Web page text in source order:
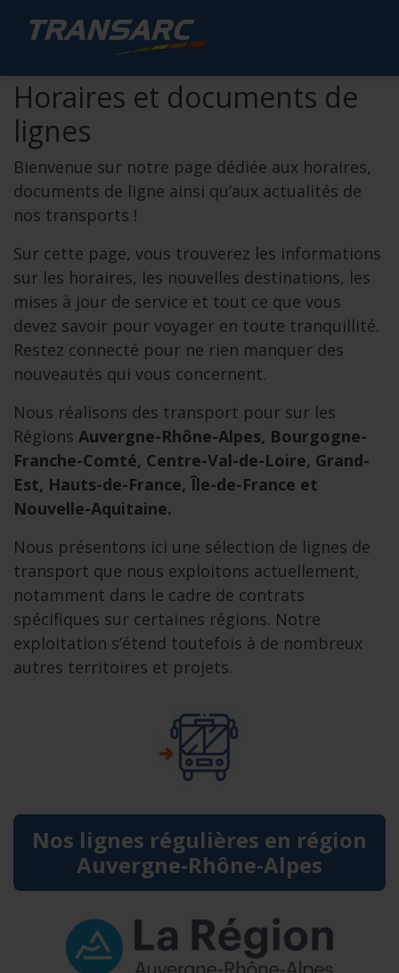
Horaires et documents de
lignes
Bienvenue sur notre page dédiée aux horaires,
documents de ligne ainsi qu’aux actualités de
nos transports !
Sur cette page, vous trouverez les informations
sur les horaires, les nouvelles destinations, les
mises à jour de service et tout ce que vous
devez savoir pour voyager en toute tranquillité.
Restez connecté pour ne rien manquer des
nouveautés qui vous concernent.
Nous réalisons des transport pour sur les
Régions Auvergne-Rhône-Alpes, Bourgogne-
Franche-Comté, Centre-Val-de-Loire, Grand-
Est, Hauts-de-France, Île-de-France et
Nouvelle-Aquitaine.
Nous présentons ici une sélection de lignes de
transport que nous exploitons actuellement,
notamment dans le cadre de contrats
spécifiques sur certaines régions. Notre
exploitation s’étend toutefois à de nombreux
autres territoires et projets.
Nos lignes régulières en région
Auvergne-Rhône-Alpes